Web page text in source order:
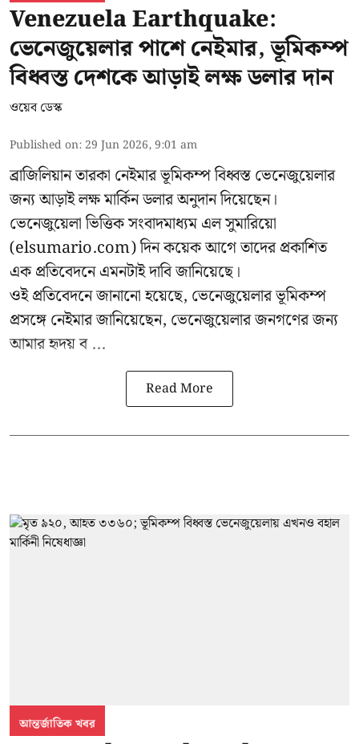
Venezuela Earthquake:
ভেনেজুয়েলার পাশে নেইমার, ভূমিকম্প
বিধ্বস্ত দেশকে আড়াই লক্ষ ডলার দান
ওয়েব ডেস্ক
Published on: 29 Jun 2026, 9:01 am
ব্রাজিলিয়ান তারকা নেইমার ভূমিকম্প বিধ্বস্ত ভেনেজুয়েলার
জন্য আড়াই লক্ষ মার্কিন ডলার অনুদান দিয়েছেন।
ভেনেজুয়েলা ভিত্তিক সংবাদমাধ্যম এল সুমারিয়ো
(elsumario.com) দিন কয়েক আগে তাদের প্রকাশিত
এক প্রতিবেদনে এমনটাই দাবি জানিয়েছে।
ওই প্রতিবেদনে জানানো হয়েছে, ভেনেজুয়েলার ভূমিকম্প
প্রসঙ্গেনেইমারজানিয়েছেন, ভেনেজুয়েলার জনগণের জন্য
আমার হৃদয় ব ...
Read More
আন্তর্জাতিক খবর